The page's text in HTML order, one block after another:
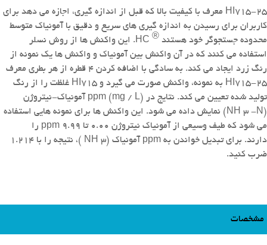
HI715-25 معرف با کیفیت بالا که قبل از اندازه گیری، اجازه می دهد برای
کاربران برای رسیدن به اندازه گیری های سریع و دقیق با آمونیاک متوسط
محدوده جستجوگر خود هستند ®
این واکنش ها از روش نسلر
استفاده می کنند که در آن واکنش بین آمونیاک و واکنش ها یک نمونه از
رنگ زرد ایجاد می کند.
به سادگی با اضافه کردن 4 قطره از هر بطری معرف
HI715-25 به نمونه، واکنش صورت می گیرد و HI715 غلظت را از رنگ
تولید شده تعیین می کند.
نتایج در ppm (mg / L) آمونیاک-نیتروژن
(NH
3 -N) نمایش داده می شود.
این واکنش ها برای نمونه هایی استفاده
می شود که طیف وسیعی از آمونیاک نیتروژن 0.00 تا 9.99 ppm را
دارند. برای تبدیل خواندن به ppm آمونیاک (NH 3
)، نتیجه را با 1.214
ضرب کنید.
مشخصات